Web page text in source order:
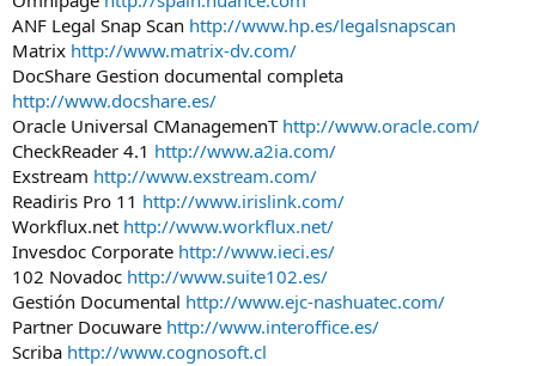
ANF Legal Snap Scan http://www.hp.es/legalsnapscan
Matrix http://www.matrix-dv.com/
DocShare Gestion documental completa
http://www.docshare.es/
Oracle Universal CManagemenT http://www.oracle.com/
CheckReader 4.1 http://www.a2ia.com/
Exstream http://www.exstream.com/
Readiris Pro 11 http://www.irislink.com/
Workflux.net http://www.workflux.net/
Invesdoc Corporate http://www.ieci.es/
102 Novadoc http://www.suite102.es/
Gestión Documental http://www.ejc-nashuatec.com/
Partner Docuware http://www.interoffice.es/
Scriba http://www.cognosoft.cl